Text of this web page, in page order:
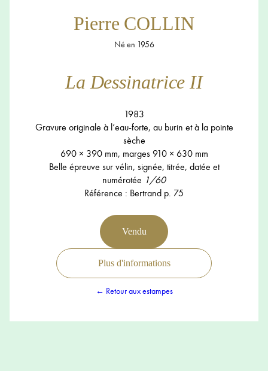
Pierre COLLIN
Né en 1956
La Dessinatrice II
1983
Gravure originale à l’eau-forte, au burin et à la pointe
sèche
690 × 390 mm, marges 910 × 630 mm
Belle épreuve sur vélin, signée, titrée, datée et
numérotée 1/60
Référence : Bertrand p. 75
Vendu
Plus d'informations
← Retour aux estampes